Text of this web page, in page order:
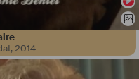
,2014